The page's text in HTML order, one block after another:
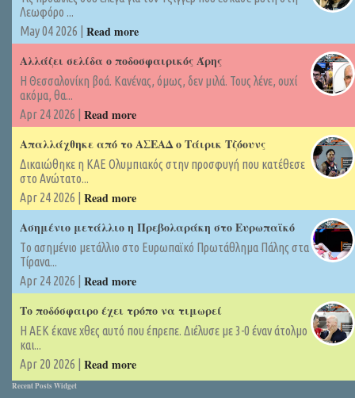
Λεωφόρο ...
May 04 2026 | Read more
Αλλάζει σελίδα ο ποδοσφαιρικός Άρης
Η Θεσσαλονίκη βοά. Κανένας, όμως, δεν μιλά. Τους λένε, ουχί
ακόμα, θα...
Apr 24 2026 | Read more
Απαλλάχθηκε από το ΑΣΕΑΔ ο Τάιρικ Τζόουνς
Δικαιώθηκε η ΚΑΕ Ολυμπιακός στην προσφυγή που κατέθεσε
στο Ανώτατο...
Apr 24 2026 | Read more
Ασημένιο μετάλλιο η Πρεβολαράκη στο Ευρωπαϊκό
Tο ασημένιο μετάλλιο στο Ευρωπαϊκό Πρωτάθλημα Πάλης στα
Τίρανα...
Apr 24 2026 | Read more
Το ποδόσφαιρο έχει τρόπο να τιμωρεί
Η ΑΕΚ έκανε χθες αυτό που έπρεπε. Διέλυσε με 3-0 έναν άτολμο
και...
Apr 20 2026 | Read more
Recent Posts Widget